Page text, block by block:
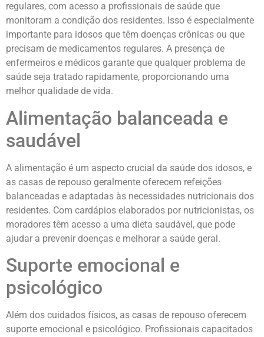
regulares, com acesso a profissionais de saúde que
monitoram a condição dos residentes. Isso é especialmente
importante para idosos que têm doenças crônicas ou que
precisam de medicamentos regulares. A presença de
enfermeiros e médicos garante que qualquer problema de
saúde seja tratado rapidamente, proporcionando uma
melhor qualidade de vida.
Alimentação balanceada e
saudável
A alimentação é um aspecto crucial da saúde dos idosos, e
as casas de repouso geralmente oferecem refeições
balanceadas e adaptadas às necessidades nutricionais dos
residentes. Com cardápios elaborados por nutricionistas, os
moradores têm acesso a uma dieta saudável, que pode
ajudar a prevenir doenças e melhorar a saúde geral.
Suporte emocional e
psicológico
Além dos cuidados físicos, as casas de repouso oferecem
suporte emocional e psicológico. Profissionais capacitados